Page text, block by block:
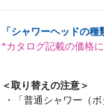
「シャワーヘッドの種
*カタログ記載の価格
＜取り替えの注意＞
・「普通シャワー（